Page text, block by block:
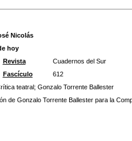
Nicolás
hoy
Revista
Cuadernos del Sur
Fascículo
612
teatral; Gonzalo Torrente Ballester
de Gonzalo Torrente Ballester para la